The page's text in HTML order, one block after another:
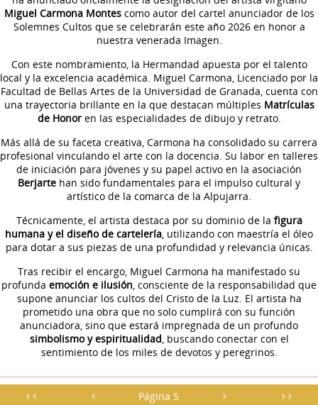
Miguel Carmona Montescomo autor del cartel anunciador de los
Solemnes Cultos que se celebrarán este año 2026 en honor a
nuestra venerada Imagen.
Con este nombramiento, la Hermandad apuesta por el talento
local y la excelencia académica. Miguel Carmona, Licenciado por la
Facultad de Bellas Artes de la Universidad de Granada, cuenta con
una trayectoria brillante en la que destacan múltiples Matrículas
de Honoren las especialidades de dibujo y retrato.
Más allá de su faceta creativa, Carmona ha consolidado su carrera
profesional vinculando el arte con la docencia. Su labor en talleres
de iniciación para jóvenes y su papel activo en la asociación
Berjarte han sido fundamentales para el impulso cultural y
artístico de la comarca de la Alpujarra.
Técnicamente, el artista destaca por su dominio de la figura
humana y el diseño de cartelería, utilizando con maestría el óleo
para dotar a sus piezas de una profundidad y relevancia únicas.
Tras recibir el encargo, Miguel Carmona ha manifestado su
profunda emoción e ilusión, consciente de la responsabilidad que
supone anunciar los cultos del Cristo de la Luz. El artista ha
prometido una obra que no solo cumplirá con su función
anunciadora, sino que estará impregnada de un profundo
simbolismo y espiritualidad, buscando conectar con el
sentimiento de los miles de devotos y peregrinos.
Página 5